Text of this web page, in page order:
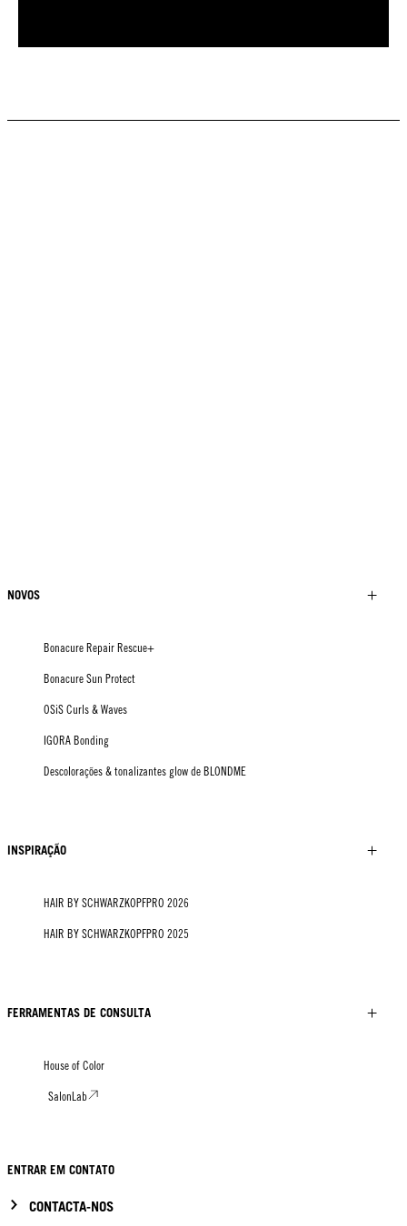
NOVOS
Bonacure Repair Rescue+
Bonacure Sun Protect
OSiS Curls & Waves
IGORA Bonding
Descolorações & tonalizantes glow de BLONDME
INSPIRAÇÃO
HAIR BY SCHWARZKOPFPRO 2026
HAIR BY SCHWARZKOPFPRO 2025
FERRAMENTAS DE CONSULTA
House of Color
SalonLab
ENTRAR EM CONTATO
CONTACTA-NOS